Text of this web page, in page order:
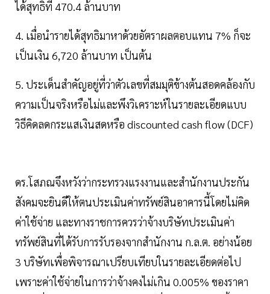
ได้สุทธิที่ 470.4 ล้านบาท
4. เมื่อนำรายได้สุทธิมาหาด้วยอัตราผลตอบแทน 7% ก็จะ
เป็นเงิน 6,720 ล้านบาท เป็นต้น
5. ประเด็นสำคัญอยู่ที่ว่าตัวเลขที่สมมุติข้างต้นสอดคล้องกับ
ความเป็นจริงหรือไม่และพึงวิเคราะห์ในรายละเอียดแบบ
วิธีคิดลดกระแสเงินสดหรือ discounted cash flow (DCF)
ดร.โสภณจึงหวังว่ากระทรวงแรงงานและสำนักงานประกัน
สังคมจะยินดีให้ตนประเมินค่าทรัพย์สินอาคารนี้โดยไม่คิด
ค่าใช้จ่าย และทางราชการควรว่าจ้างบริษัทประเมินค่า
ทรัพย์สินที่ได้รับการรับรองจากสำนักงาน ก.ล.ต. อย่างน้อย
3 บริษัทเพื่อพิจารณาเปรียบเทียบในรายละเอียดต่อไป
เพราะค่าใช้จ่ายในการว่าจ้างคงไม่เกิน 0.005% ของราคา